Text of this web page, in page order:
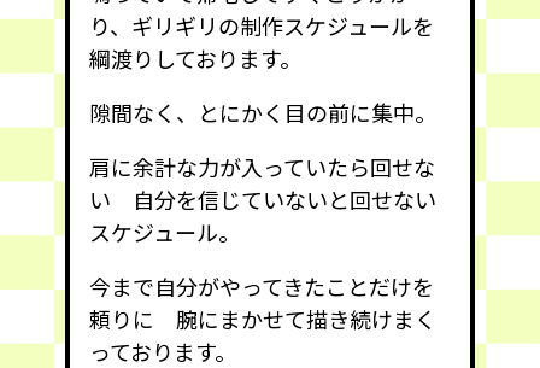
り、ギリギリの制作スケジュールを
綱渡りしております。
隙間なく、とにかく目の前に集中。
肩に余計な力が入っていたら回せな
い 自分を信じていないと回せない
スケジュール。
今まで自分がやってきたことだけを
頼りに 腕にまかせて描き続けまく
っております。